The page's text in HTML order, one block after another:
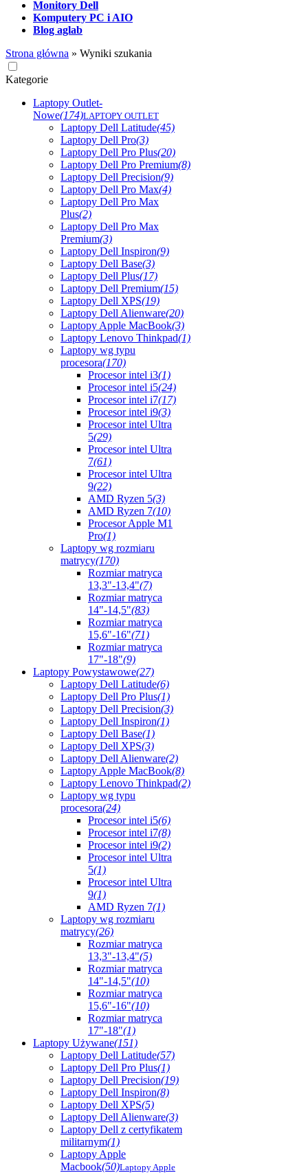
Monitory Dell
Komputery PC i AIO
Blog aglab
Strona główna » Wyniki szukania
Kategorie
Laptopy Outlet-
Nowe(174)LAPTOPY OUTLET
Laptopy Dell Latitude(45)
Laptopy Dell Pro(3)
Laptopy Dell Pro Plus(20)
Laptopy Dell Pro Premium(8)
Laptopy Dell Precision(9)
Laptopy Dell Pro Max(4)
Laptopy Dell Pro Max
Plus(2)
Laptopy Dell Pro Max
Premium(3)
Laptopy Dell Inspiron(9)
Laptopy Dell Base(3)
Laptopy Dell Plus(17)
Laptopy Dell Premium(15)
Laptopy Dell XPS(19)
Laptopy Dell Alienware(20)
Laptopy Apple MacBook(3)
Laptopy Lenovo Thinkpad(1)
Laptopy wg typu
procesora(170)
Procesor intel i3(1)
Procesor intel i5(24)
Procesor intel i7(17)
Procesor intel i9(3)
Procesor intel Ultra
5(29)
Procesor intel Ultra
7(61)
Procesor intel Ultra
9(22)
AMD Ryzen 5(3)
AMD Ryzen 7(10)
Procesor Apple M1
Pro(1)
Laptopy wg rozmiaru
matrycy(170)
Rozmiar matryca
13,3"-13,4"(7)
Rozmiar matryca
14"-14,5"(83)
Rozmiar matryca
15,6"-16"(71)
Rozmiar matryca
17"-18"(9)
Laptopy Powystawowe(27)
Laptopy Dell Latitude(6)
Laptopy Dell Pro Plus(1)
Laptopy Dell Precision(3)
Laptopy Dell Inspiron(1)
Laptopy Dell Base(1)
Laptopy Dell XPS(3)
Laptopy Dell Alienware(2)
Laptopy Apple MacBook(8)
Laptopy Lenovo Thinkpad(2)
Laptopy wg typu
procesora(24)
Procesor intel i5(6)
Procesor intel i7(8)
Procesor intel i9(2)
Procesor intel Ultra
5(1)
Procesor intel Ultra
9(1)
AMD Ryzen 7(1)
Laptopy wg rozmiaru
matrycy(26)
Rozmiar matryca
13,3"-13,4"(5)
Rozmiar matryca
14"-14,5"(10)
Rozmiar matryca
15,6"-16"(10)
Rozmiar matryca
17"-18"(1)
Laptopy Używane(151)
Laptopy Dell Latitude(57)
Laptopy Dell Pro Plus(1)
Laptopy Dell Precision(19)
Laptopy Dell Inspiron(8)
Laptopy Dell XPS(5)
Laptopy Dell Alienware(3)
Laptopy Dell z certyfikatem
militarnym(1)
Laptopy Apple
Macbook(50)Laptopy Apple